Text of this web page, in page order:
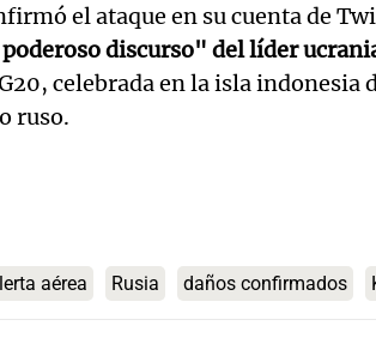
el ataque en su cuenta de
discurso" del líder
celebrada en la isla indonesia
ruso.
aérea Rusia daños confirmados